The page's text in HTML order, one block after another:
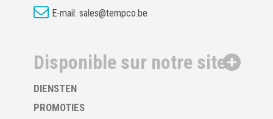
E-mail: sales@tempco.be
Disponible sur notre site
DIENSTEN
PROMOTIES